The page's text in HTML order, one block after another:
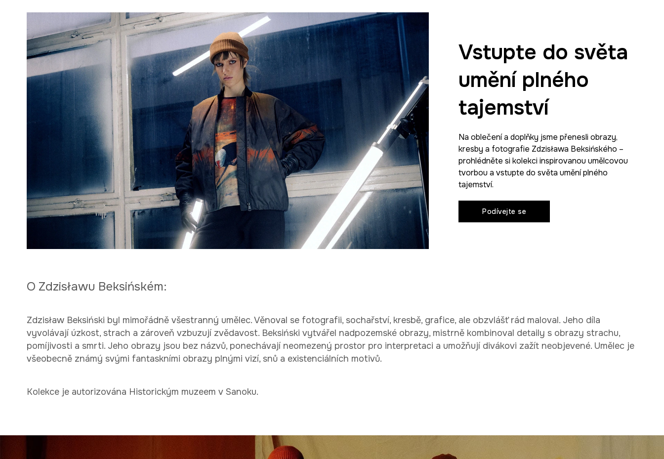
Vstupte do světa
umění plného
tajemství
Na oblečení a doplňky jsme přenesli obrazy,
kresby a fotografie Zdzisława Beksińského –
prohlédněte si kolekci inspirovanou umělcovou
tvorbou a vstupte do světa umění plného
tajemství.
Podívejte se
O Zdzisławu Beksińském:
Zdzisław Beksiński byl mimořádně všestranný umělec. Věnoval se fotografii, sochařství, kresbě, grafice, ale obzvlášť rád maloval. Jeho díla
vyvolávají úzkost, strach a zároveň vzbuzují zvědavost. Beksiński vytvářel nadpozemské obrazy, mistrně kombinoval detaily s obrazy strachu,
pomíjivosti a smrti. Jeho obrazy jsou bez názvů, ponechávají neomezený prostor pro interpretaci a umožňují divákovi zažít neobjevené. Umělec je
všeobecně známý svými fantaskními obrazy plnými vizí, snů a existenciálních motivů.
Kolekce je autorizována Historickým muzeem v Sanoku.